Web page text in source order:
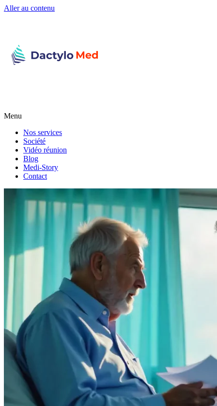
Aller au contenu
Menu
Nos services
Société
Vidéo réunion
Blog
Medi-Story
Contact